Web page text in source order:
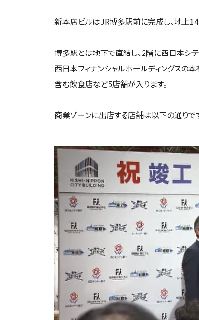
新本店ビルはJR博多駅前に完成し、地上
博多駅とは地下で直結し、2階に西日本シ
西日本フィナンシャルホールディングスの
含む飲食店など5店舗が入ります。
商業ゾーンに出店する店舗は以下の通りで